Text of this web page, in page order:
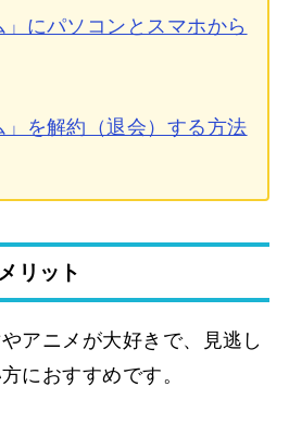
」にパソコンとスマホから
」を解約（退会）する方法
リット
アニメが大好きで、見逃し
におすすめです。